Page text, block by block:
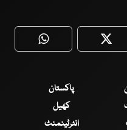
WhatsApp
پاکستان
کھیل
انٹرٹینمنٹ